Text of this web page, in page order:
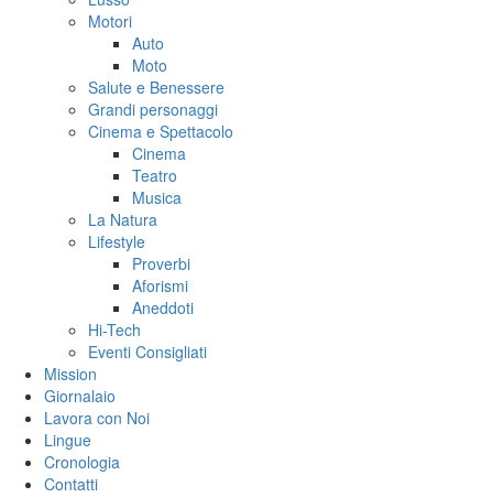
Motori
Auto
Moto
Salute e Benessere
Grandi personaggi
Cinema e Spettacolo
Cinema
Teatro
Musica
La Natura
Lifestyle
Proverbi
Aforismi
Aneddoti
Hi-Tech
Eventi Consigliati
Mission
Giornalaio
Lavora con Noi
Lingue
Cronologia
Contatti